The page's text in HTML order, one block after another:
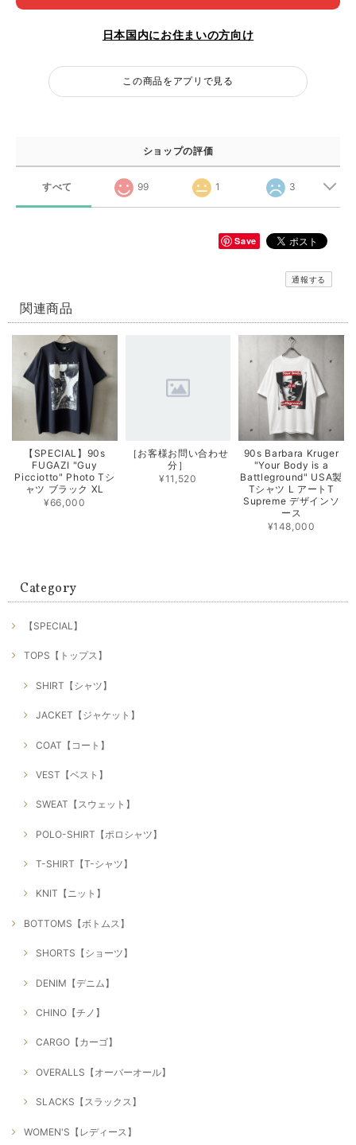
日本国内にお住まいの方向け
この商品をアプリで見る
ショップの評価
すべて 99 1 3
Save
通報する
関連商品
【SPECIAL】90s
FUGAZI "Guy
Picciotto" Photo Tシ
ャツ ブラック XL
¥66,000
［お客様お問い合わせ
分］
¥11,520
90s Barbara Kruger
"Your Body is a
Battleground" USA製
Tシャツ L アートT
Supreme デザインソ
ース
¥148,000
Category
【SPECIAL】
TOPS【トップス】
SHIRT【シャツ】
JACKET【ジャケット】
COAT【コート】
VEST【ベスト】
SWEAT【スウェット】
POLO-SHIRT【ポロシャツ】
T-SHIRT【T-シャツ】
KNIT【ニット】
BOTTOMS【ボトムス】
SHORTS【ショーツ】
DENIM【デニム】
CHINO【チノ】
CARGO【カーゴ】
OVERALLS【オーバーオール】
SLACKS【スラックス】
WOMEN'S【レディース】